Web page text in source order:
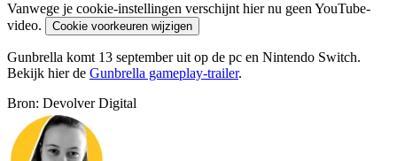
Vanwege je cookie-instellingen verschijnt hier nu geen YouTube-
video.
Cookie voorkeuren wijzigen
Gunbrella komt 13 september uit op de pc en Nintendo Switch.
Bekijk hier de Gunbrella gameplay-trailer.
Bron: Devolver Digital